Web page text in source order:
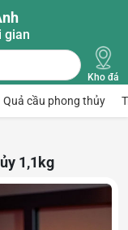
gian
Kho đá
Quả cầu phong thủy
1,1kg